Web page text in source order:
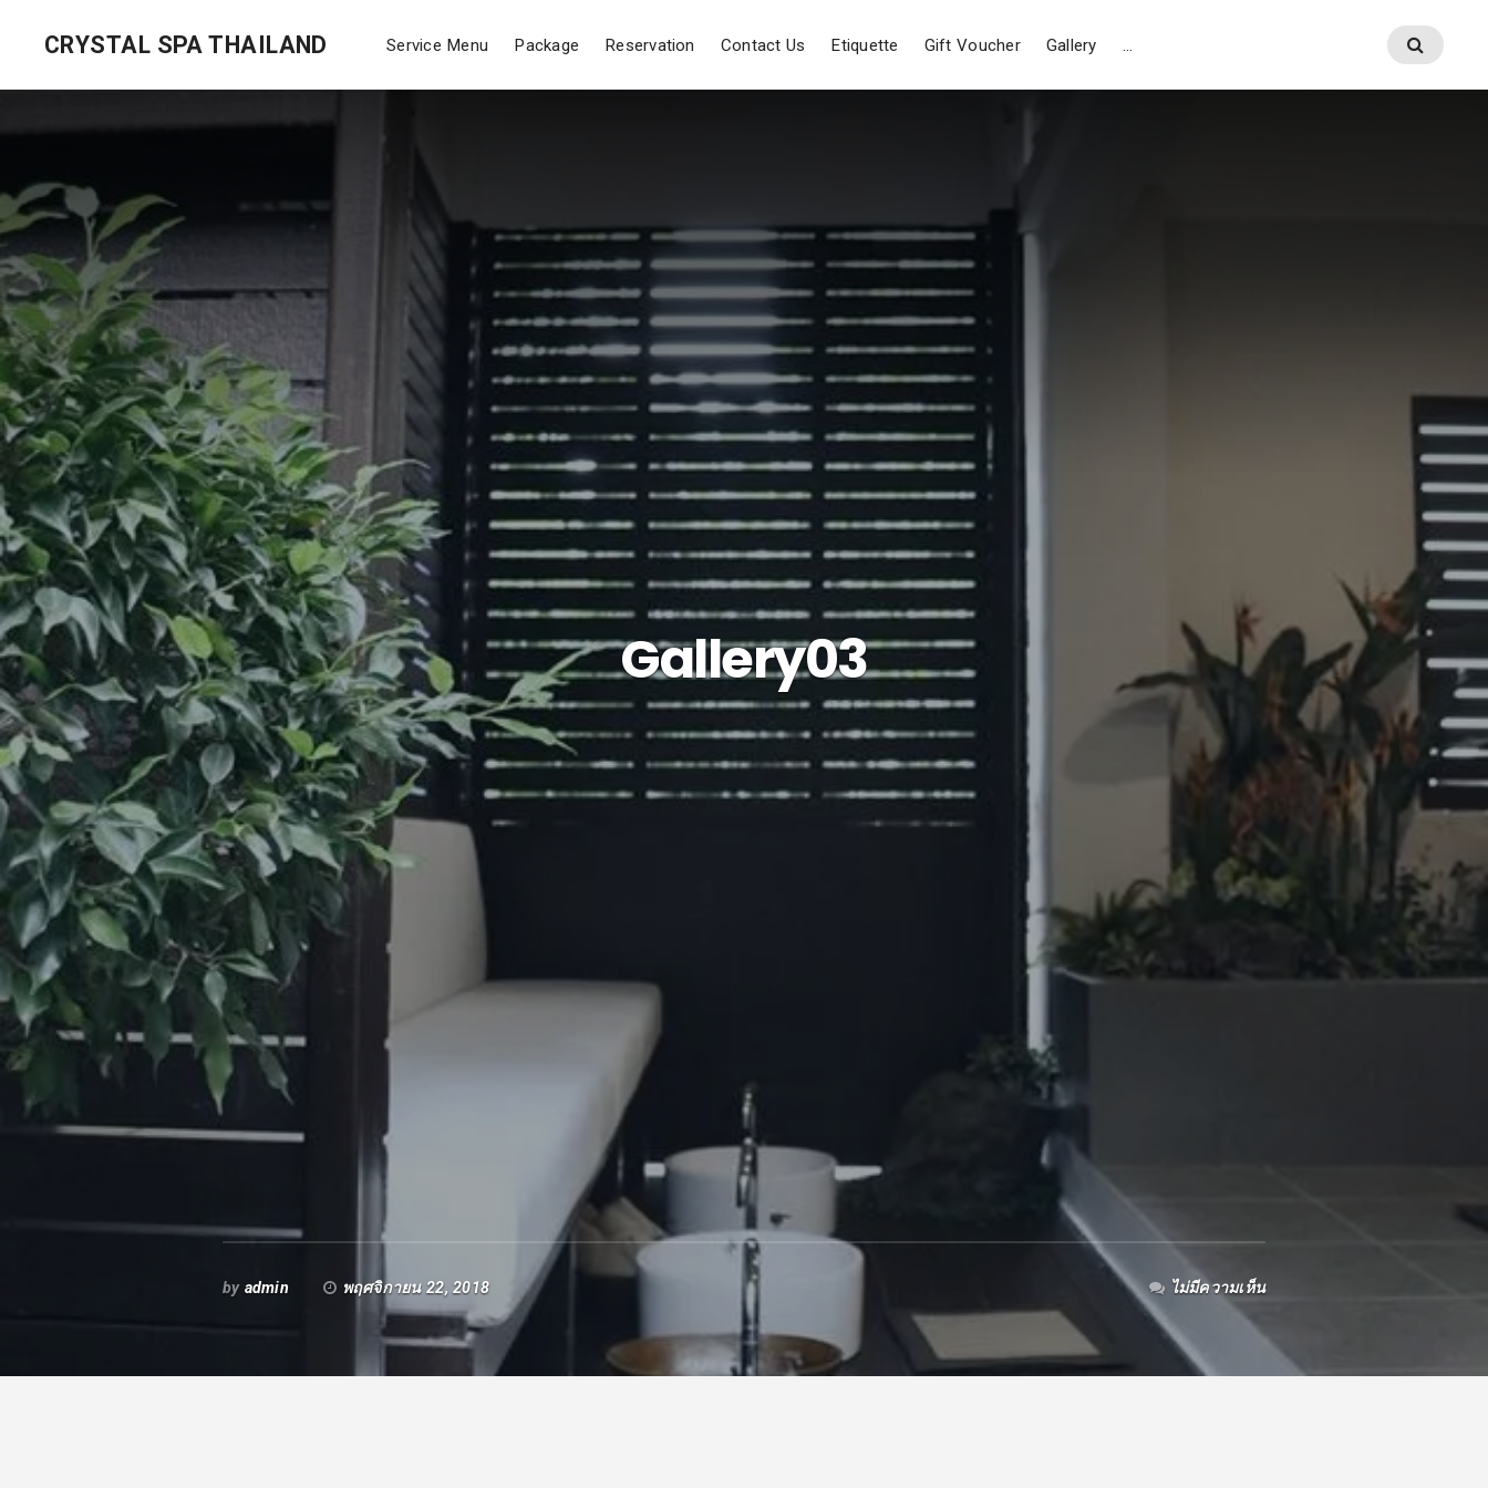
CRYSTAL SPA THAILAND Service Menu Package Reservation Contact Us Etiquette Gift Voucher Gallery …
Gallery03
byadmin พฤศจิกายน 22, 2018 ไม่มีความเห็น